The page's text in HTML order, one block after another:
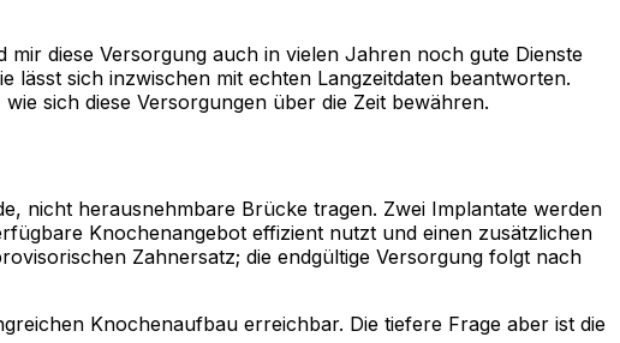
diese Versorgung auch in vielen Jahren noch gute Dienste
lässt sich inzwischen mit echten Langzeitdaten beantworten.
sich diese Versorgungen über die Zeit bewähren.
nicht herausnehmbare Brücke tragen. Zwei Implantate werden
Knochenangebot effizient nutzt und einen zusätzlichen
Zahnersatz; die endgültige Versorgung folgt nach
Knochenaufbau erreichbar. Die tiefere Frage aber ist die